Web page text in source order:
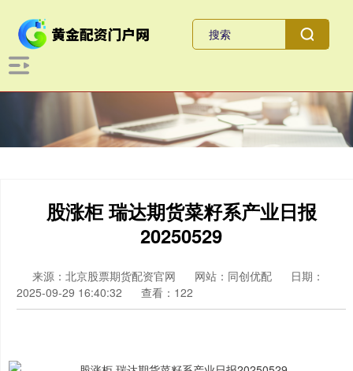
股涨柜 瑞达期货菜籽系产业日报
20250529
来源：北京股票期货配资官网 网站：同创优配
日期：
2025-09-29 16:40:32
查看：122